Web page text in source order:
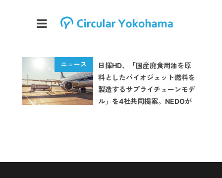
日揮HD、「国産廃食用油を原
料としたバイオジェット燃料を
製造するサプライチェーンモデ
ル」を4社共同提案。NEDOが